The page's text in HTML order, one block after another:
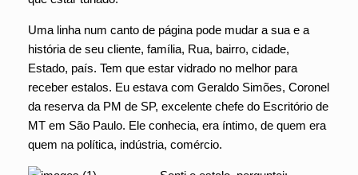
Uma linha num canto de página pode mudar a sua e a
história de seu cliente, família, Rua, bairro, cidade,
Estado, país. Tem que estar vidrado no melhor para
receber estalos. Eu estava com Geraldo Simões, Coronel
da reserva da PM de SP, excelente chefe do Escritório de
MT em São Paulo. Ele conhecia, era íntimo, de quem era
quem na política, indústria, comércio.